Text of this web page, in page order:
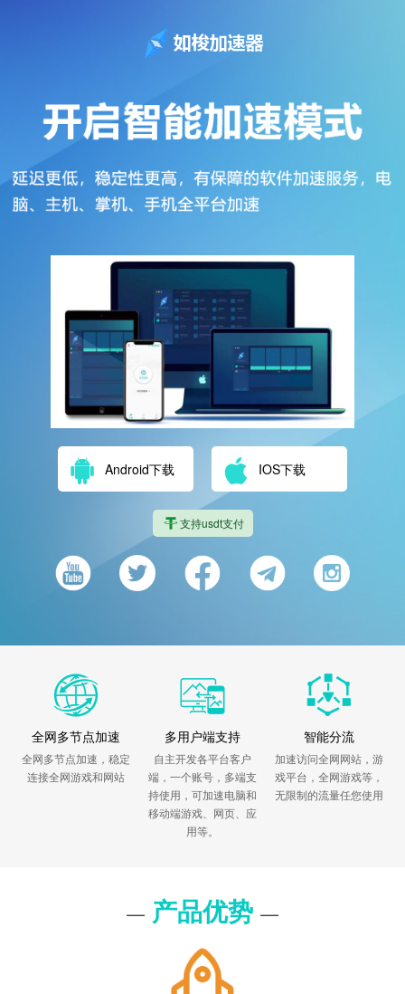
Android下载 IOS下载
支持usdt支付
全网多节点加速
全网多节点加速，稳定
连接全网游戏和网站
多用户端支持
自主开发各平台客户
端，一个账号，多端支
持使用，可加速电脑和
移动端游戏、网页、应
用等。
智能分流
加速访问全网网站，游
戏平台，全网游戏等，
无限制的流量任您使用
— 产品优势 —